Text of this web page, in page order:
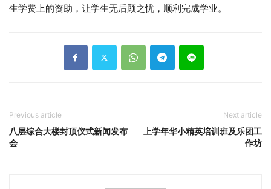
生学费上的资助，让学生无后顾之忧，顺利完成学业。
Previous article
八层综合大楼封顶仪式新闻发布
会
Next article
上学年华小精英培训班及乐团工
作坊